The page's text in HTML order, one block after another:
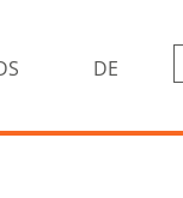
DE